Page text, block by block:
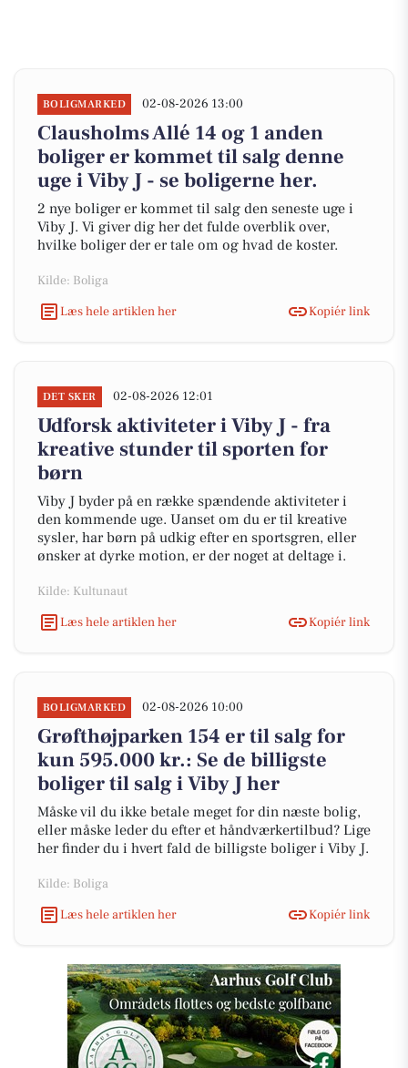
BOLIGMARKED 02-08-2026 13:00
Clausholms Allé 14 og 1 anden
boliger er kommet til salg denne
uge i Viby J - se boligerne her.
2 nye boliger er kommet til salg den seneste uge i
Viby J. Vi giver dig her det fulde overblik over,
hvilke boliger der er tale om og hvad de koster.
Kilde: Boliga
Læs hele artiklen her
Kopiér link
DET SKER 02-08-2026 12:01
Udforsk aktiviteter i Viby J - fra
kreative stunder til sporten for
børn
Viby J byder på en række spændende aktiviteter i
den kommende uge. Uanset om du er til kreative
sysler, har børn på udkig efter en sportsgren, eller
ønsker at dyrke motion, er der noget at deltage i.
Kilde: Kultunaut
Læs hele artiklen her
Kopiér link
BOLIGMARKED 02-08-2026 10:00
Grøfthøjparken 154 er til salg for
kun 595.000 kr.: Se de billigste
boliger til salg i Viby J her
Måske vil du ikke betale meget for din næste bolig,
eller måske leder du efter et håndværkertilbud? Lige
her finder du i hvert fald de billigste boliger i Viby J.
Kilde: Boliga
Læs hele artiklen her
Kopiér link